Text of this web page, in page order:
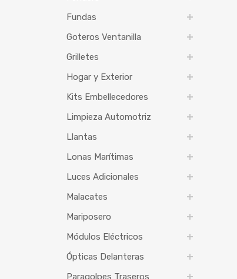
Fundas
Goteros Ventanilla
Grilletes
Hogar y Exterior
Kits Embellecedores
Limpieza Automotriz
Llantas
Lonas Marítimas
Luces Adicionales
Malacates
Mariposero
Módulos Eléctricos
Ópticas Delanteras
Paragolpes Traseros